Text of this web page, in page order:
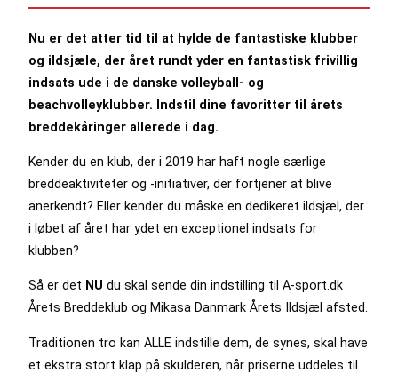
Nu er det atter tid til at hylde de fantastiske klubber
og ildsjæle, der året rundt yder en fantastisk frivillig
indsats ude i de danske volleyball- og
beachvolleyklubber. Indstil dine favoritter til årets
breddekåringer allerede i dag.
Kender du en klub, der i 2019 har haft nogle særlige
breddeaktiviteter og -initiativer, der fortjener at blive
anerkendt? Eller kender du måske en dedikeret ildsjæl, der
i løbet af året har ydet en exceptionel indsats for
klubben?
Så er det NU du skal sende din indstilling til A-sport.dk
Årets Breddeklub og Mikasa Danmark Årets Ildsjæl afsted.
Traditionen tro kan ALLE indstille dem, de synes, skal have
et ekstra stort klap på skulderen, når priserne uddeles til